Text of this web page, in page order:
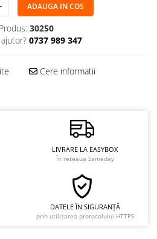
ADAUGA IN COS
30250
0737 989 347
Cere informatii
LIVRARE LA EASYBOX
În rețeaua Sameday
DATELE ÎN SIGURANȚĂ
prin utilizarea protocolului HTTPS